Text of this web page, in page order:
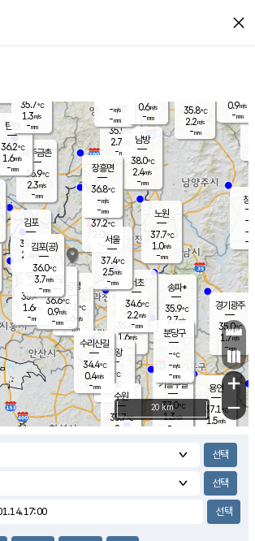
close
양주
35.9℃
2.7
-mm
과천
35.4℃
1.6m/s
- mm
용인
37.1℃
1.5m/s
경기광주
35.0℃
1.7m/s
-mm
2.1m/s
파주금촌
36.9℃
2.3m/s
-mm
35.8℃
2.2m/s
-mm
창
-
-m/
-
탄현
36.2℃
1.6m/s
-mm
0.9m/s
-mm
의왕
- ℃
m/s
mm
김포
35.8℃
2.4 m/s
mm
광명
37.1
℃
1.6 m/s
-mm
부천
35.4℃
1.6m/s
-mm
구로
36.6℃
0.9m/s
-mm
은평
37.2℃
2.0 m/s
- mm
노원
37.7℃
1.0m/s
-mm
송파*
35.9℃
2.7m/s
-mm
서초
34.6℃
2.2m/s
-mm
남방
38.0℃
2.4m/s
-mm
기흥구갈
37.0℃
1.3m/s
-
수리산길
34.4℃
0.4m/s
-mm
분당구
-℃
-m/s
-mm
장흥면
36.8℃
-m/s
-mm
-m/s
-mm
김포(공)
36.0℃
3.7m/s
-mm
수원
35.7℃
2 m/s
서울
37.4℃
2.5m/s
-mm
35.7℃
1.3m/s
-mm
0.6m/s
-mm
+
−
20 km